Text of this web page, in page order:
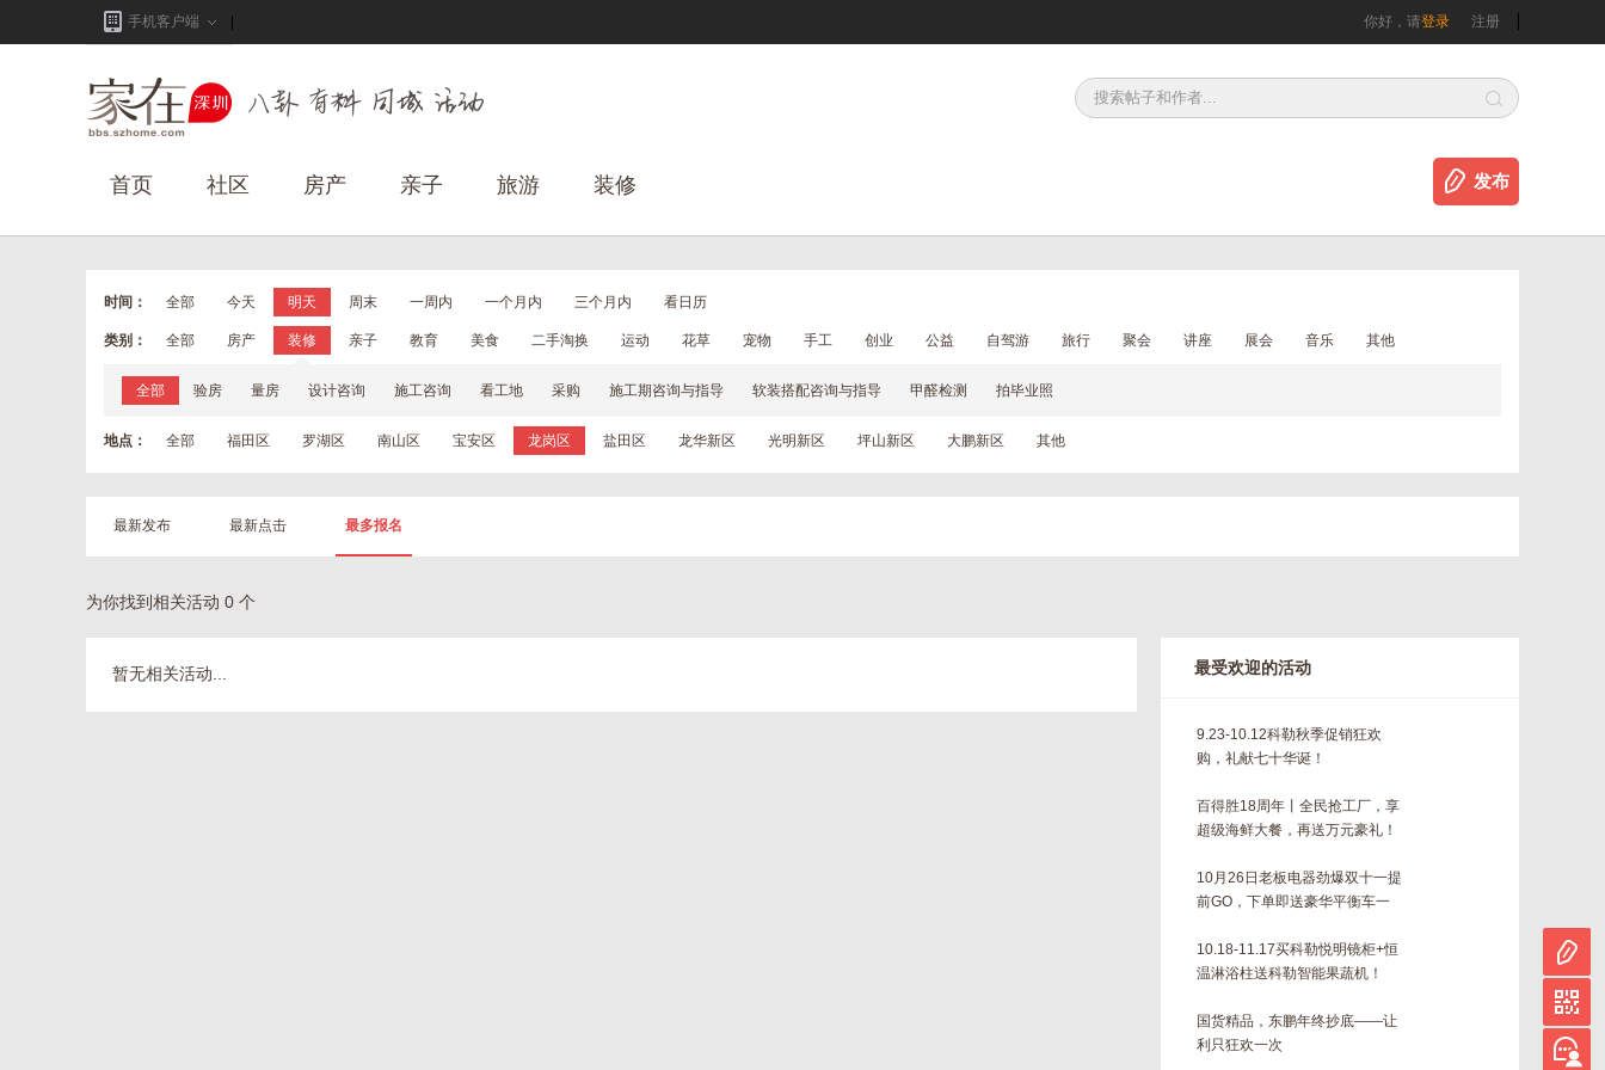
手机客户端 你好，请登录 注册
首页 社区 房产 亲子 旅游 装修 发布
时间： 全部 今天 明天 周末 一周内 一个月内 三个月内 看日历
类别： 全部 房产 装修 亲子 教育 美食 二手淘换 运动 花草 宠物 手工 创业 公益 自驾游 旅行 聚会 讲座 展会 音乐 其他
全部 验房 量房 设计咨询 施工咨询 看工地 采购 施工期咨询与指导 软装搭配咨询与指导 甲醛检测 拍毕业照
地点： 全部 福田区 罗湖区 南山区 宝安区 龙岗区 盐田区 龙华新区 光明新区 坪山新区 大鹏新区 其他
最新发布 最新点击 最多报名
为你找到相关活动 0 个
暂无相关活动... 最受欢迎的活动
9.23-10.12科勒秋季促销狂欢
购，礼献七十华诞！
百得胜18周年丨全民抢工厂，享
超级海鲜大餐，再送万元豪礼！
10月26日老板电器劲爆双十一提
前GO，下单即送豪华平衡车一
10.18-11.17买科勒悦明镜柜+恒
温淋浴柱送科勒智能果蔬机！
国货精品，东鹏年终抄底——让
利只狂欢一次